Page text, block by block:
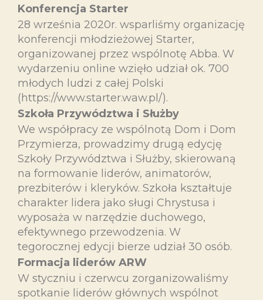
Konferencja Starter
28 września 2020r. wsparliśmy organizację
konferencji młodzieżowej Starter,
organizowanej przez wspólnotę Abba. W
wydarzeniu online wzięło udział ok. 700
młodych ludzi z całej Polski
(https://www.starter.waw.pl/).
Szkoła Przywództwa i Służby
We współpracy ze wspólnotą Dom i Dom
Przymierza, prowadzimy drugą edycję
Szkoły Przywództwa i Służby, skierowaną
na formowanie liderów, animatorów,
prezbiterów i kleryków. Szkoła kształtuje
charakter lidera jako sługi Chrystusa i
wyposaża w narzędzie duchowego,
efektywnego przewodzenia. W
tegorocznej edycji bierze udział 30 osób.
Formacja liderów ARW
W styczniu i czerwcu zorganizowaliśmy
spotkanie liderów głównych wspólnot